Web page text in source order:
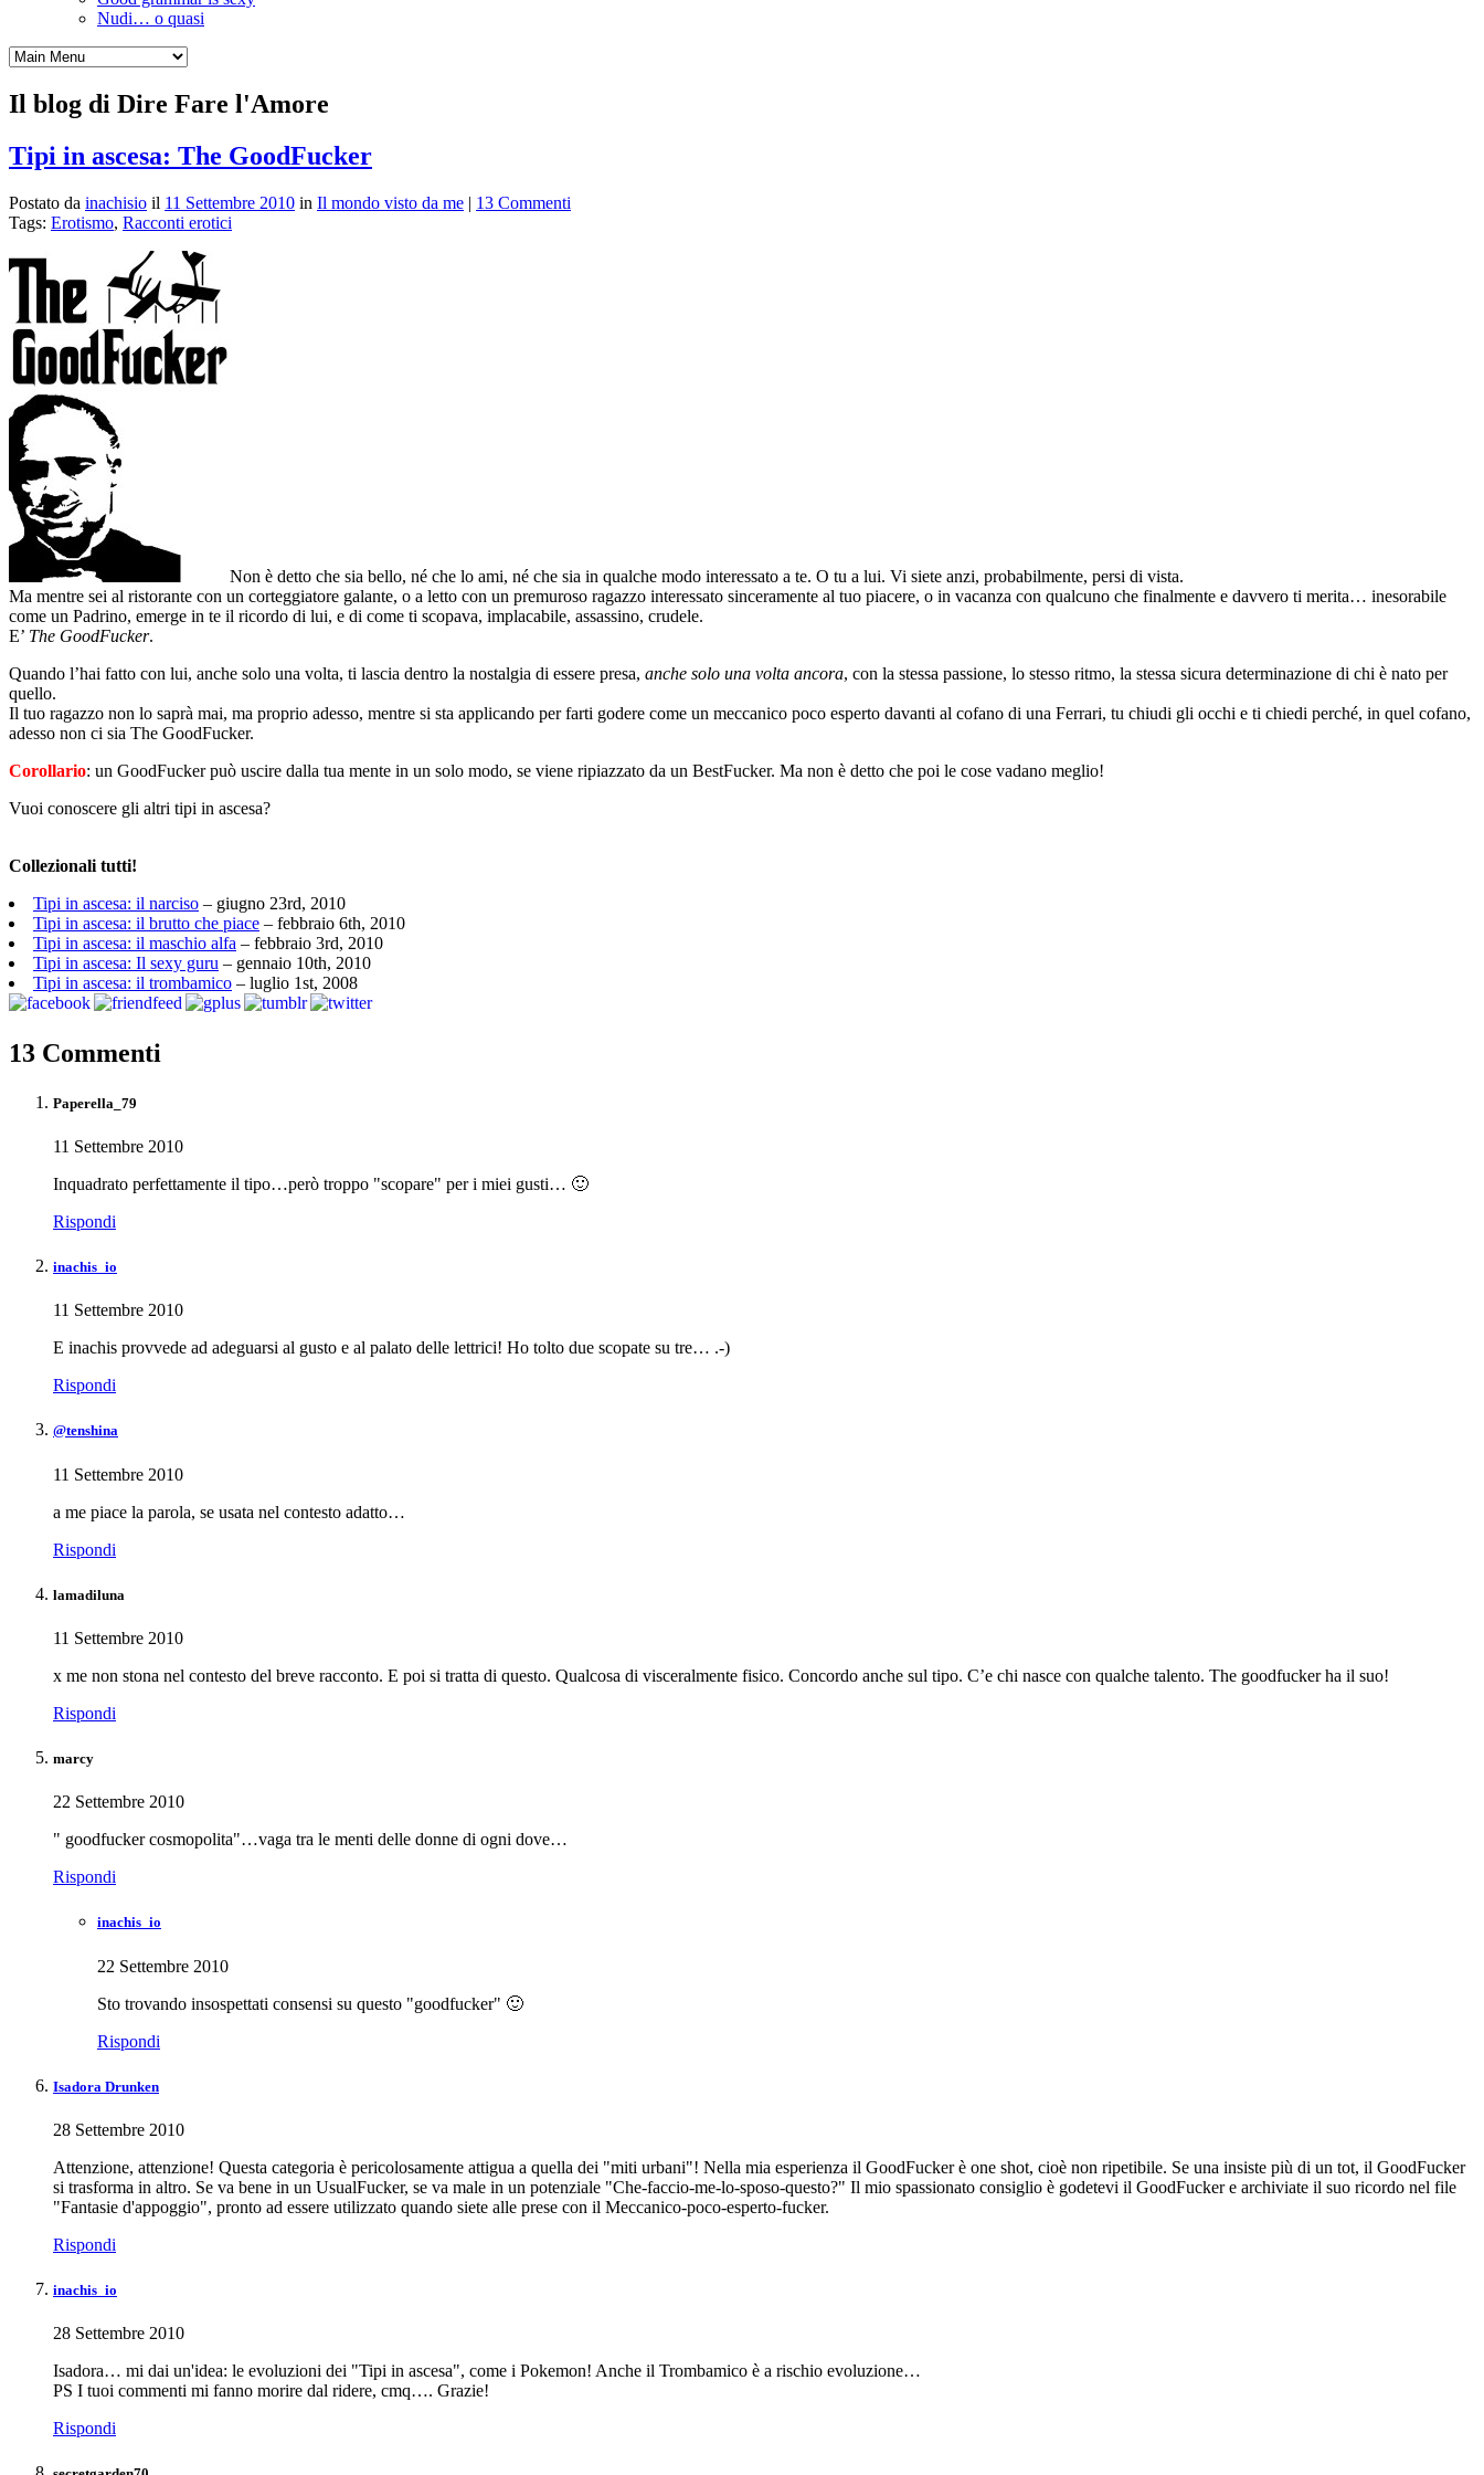
Nudi… o quasi
Il blog di Dire Fare l'Amore
Tipi in ascesa: The GoodFucker
Postato da inachisio il 11 Settembre 2010 in Il mondo visto da me | 13 Commenti
Tags: Erotismo, Racconti erotici
Non è detto che sia bello, né che lo ami, né che sia in qualche modo interessato a te. O tu a lui. Vi siete anzi, probabilmente, persi di vista.
Ma mentre sei al ristorante con un corteggiatore galante, o a letto con un premuroso ragazzo interessato sinceramente al tuo piacere, o in vacanza con qualcuno che finalmente e davvero ti merita… inesorabile
come un Padrino, emerge in te il ricordo di lui, e di come ti scopava, implacabile, assassino, crudele.
E’ The GoodFucker.
Quando l’hai fatto con lui, anche solo una volta, ti lascia dentro la nostalgia di essere presa, anche solo una volta ancora, con la stessa passione, lo stesso ritmo, la stessa sicura determinazione di chi è nato per
quello.
Il tuo ragazzo non lo saprà mai, ma proprio adesso, mentre si sta applicando per farti godere come un meccanico poco esperto davanti al cofano di una Ferrari, tu chiudi gli occhi e ti chiedi perché, in quel cofano,
adesso non ci sia The GoodFucker.
Corollario: un GoodFucker può uscire dalla tua mente in un solo modo, se viene ripiazzato da un BestFucker. Ma non è detto che poi le cose vadano meglio!
Vuoi conoscere gli altri tipi in ascesa?
Collezionali tutti!
Tipi in ascesa: il narciso – giugno 23rd, 2010
Tipi in ascesa: il brutto che piace – febbraio 6th, 2010
Tipi in ascesa: il maschio alfa – febbraio 3rd, 2010
Tipi in ascesa: Il sexy guru – gennaio 10th, 2010
Tipi in ascesa: il trombamico – luglio 1st, 2008
13 Commenti
Paperella_79
11 Settembre 2010
Inquadrato perfettamente il tipo…però troppo "scopare" per i miei gusti… 🙂
Rispondi
inachis_io
11 Settembre 2010
E inachis provvede ad adeguarsi al gusto e al palato delle lettrici! Ho tolto due scopate su tre… .-)
Rispondi
@tenshina
11 Settembre 2010
a me piace la parola, se usata nel contesto adatto…
Rispondi
lamadiluna
11 Settembre 2010
x me non stona nel contesto del breve racconto. E poi si tratta di questo. Qualcosa di visceralmente fisico. Concordo anche sul tipo. C’e chi nasce con qualche talento. The goodfucker ha il suo!
Rispondi
marcy
22 Settembre 2010
" goodfucker cosmopolita"…vaga tra le menti delle donne di ogni dove…
Rispondi
inachis_io
22 Settembre 2010
Sto trovando insospettati consensi su questo "goodfucker" 🙂
Rispondi
Isadora Drunken
28 Settembre 2010
Attenzione, attenzione! Questa categoria è pericolosamente attigua a quella dei "miti urbani"! Nella mia esperienza il GoodFucker è one shot, cioè non ripetibile. Se una insiste più di un tot, il GoodFucker
si trasforma in altro. Se va bene in un UsualFucker, se va male in un potenziale "Che-faccio-me-lo-sposo-questo?" Il mio spassionato consiglio è godetevi il GoodFucker e archiviate il suo ricordo nel file
"Fantasie d'appoggio", pronto ad essere utilizzato quando siete alle prese con il Meccanico-poco-esperto-fucker.
Rispondi
inachis_io
28 Settembre 2010
Isadora… mi dai un'idea: le evoluzioni dei "Tipi in ascesa", come i Pokemon! Anche il Trombamico è a rischio evoluzione…
PS I tuoi commenti mi fanno morire dal ridere, cmq…. Grazie!
Rispondi